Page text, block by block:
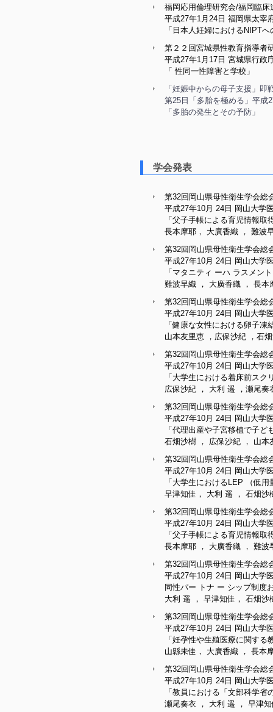
福岡応用倫理研究会/福岡臨床
平成27年1月24日 福岡県太宰
「日本人妊婦におけるNIPTへ
第２２回宮城県性教育指導者
平成27年1月17日 宮城県行
「 性同一性障害と学校」
「妊娠中からの母子支援」即
第25日「多胎を極める」平成
「多胎の発生とその予防」
学会発表
第32回岡山県母性衛生学会総
平成27年10月 24日 岡山大学
「父子手帳による育児情報
長本摩耶， 大廣香織 ， 難波
第32回岡山県母性衛生学会総
平成27年10月 24日 岡山大学
「マタニティ ーハ ラスメン
難波早織 ， 大廣香織 ， 長本
第32回岡山県母性衛生学会総
平成27年10月 24日 岡山大学
「健康な女性における卵子
山本友里恵 ，広保沙紀 ，石
第32回岡山県母性衛生学会総
平成27年10月 24日 岡山大学
「大学生における着床前ス
広保沙紀 ， 大利 遥 ，瀬尾
第32回岡山県母性衛生学会総
平成27年10月 24日 岡山大学
「代理出産や子宮移植で子
石畑沙樹 ， 広保沙紀 ， 山
第32回岡山県母性衛生学会総
平成27年10月 24日 岡山大学
「大学生におけるLEP （低
早津知佳， 大利 遥 ， 石畑
第32回岡山県母性衛生学会総
平成27年10月 24日 岡山大学
「父子手帳による育児情報
長本摩耶 ， 大廣香織 ， 難
第32回岡山県母性衛生学会総
平成27年10月 24日 岡山大学
同性パー トナ ー シップ制度
大利 遥 ， 早津知佳， 石畑
第32回岡山県母性衛生学会総
平成27年10月 24日 岡山大学
「妊孕性や生殖医療に関す
山縣未佳， 大廣香織 ， 長本
第32回岡山県母性衛生学会総
平成27年10月 24日 岡山大学
「教員における「文部科学
瀬尾奏衣 ， 大利 遥 ， 早津